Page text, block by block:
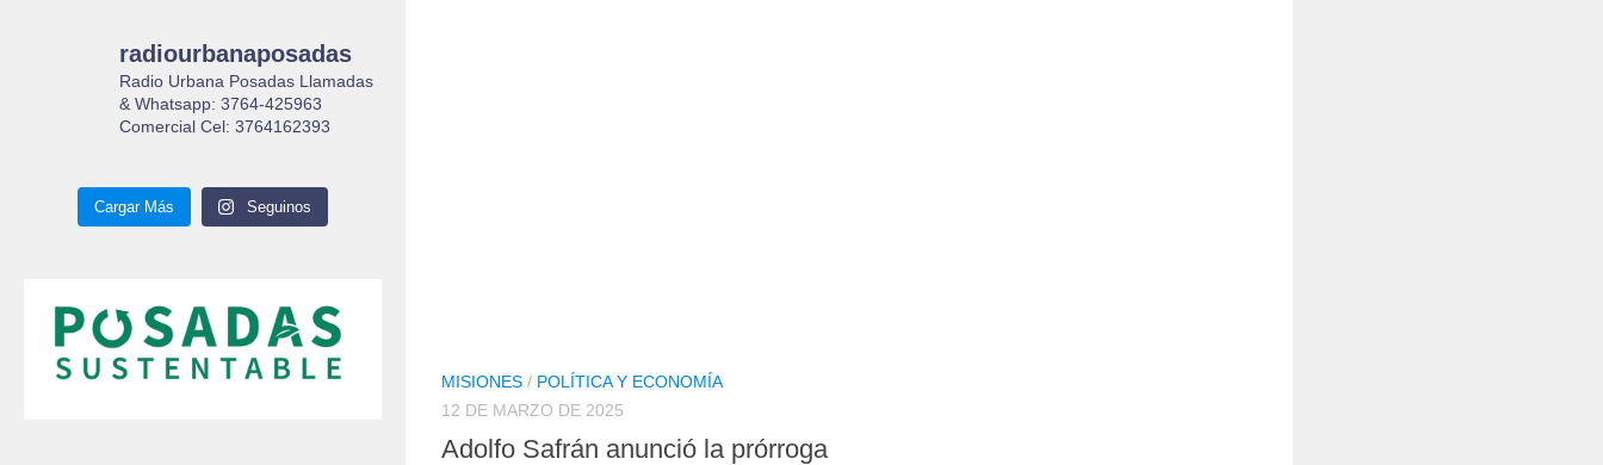
MISIONES / POLÍTICA Y ECONOMÍA
12 DE MARZO DE 2025
Adolfo Safrán anunció la prórroga
radiourbanaposadas
Radio Urbana Posadas Llamadas
& Whatsapp: 3764-425963
Comercial Cel: 3764162393
Cargar Más Seguinos